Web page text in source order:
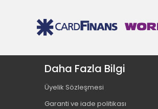
Daha Fazla Bilgi
Üyelik Sözleşmesi
Garanti ve iade politikası